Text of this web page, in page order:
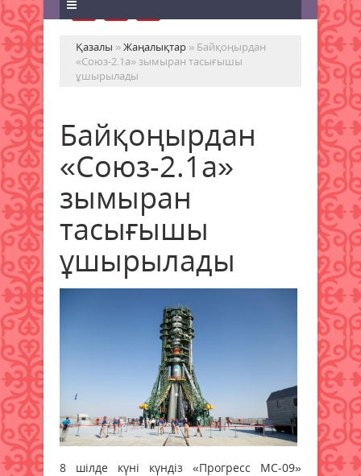
Қазалы »Жаңалықтар » Байқоңырдан
«Союз-2.1а» зымыран тасығышы
ұшырылады
Байқоңырдан
«Союз-2.1а»
зымыран
тасығышы
ұшырылады
8 шілде күні күндіз «Прогресс МС-09»